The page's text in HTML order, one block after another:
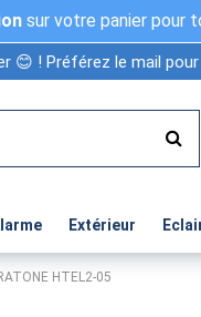
sur votre panier pour
😊 ! Préférez le mail
Extérieur
HTEL2-05